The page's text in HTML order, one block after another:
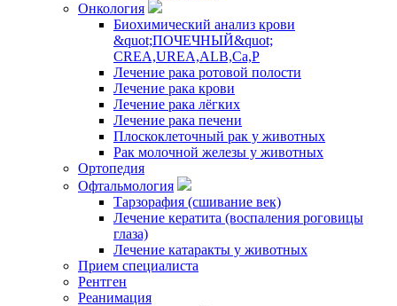
Онкология
Биохимический анализ крови
&quot;ПОЧЕЧНЫЙ&quot;
CREA,UREA,ALB,Ca,P
Лечение рака ротовой полости
Лечение рака крови
Лечение рака лёгких
Лечение рака печени
Плоскоклеточный рак у животных
Рак молочной железы у животных
Ортопедия
Офтальмология
Тарзорафия (сшивание век)
Лечение кератита (воспаления роговицы
глаза)
Лечение катаракты у животных
Прием специалиста
Рентген
Реанимация